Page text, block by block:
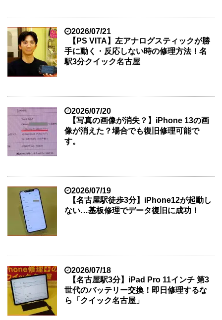
2026/07/21
【PS VITA】左アナログスティックが勝
手に動く・反応しない時の修理方法！名
駅3分クイック名古屋
2026/07/20
【写真の画像が消失？】iPhone 13の画
像が消えた？場合でも復旧修理可能で
す。
2026/07/19
【名古屋駅徒歩3分】iPhone12が起動し
ない…基板修理でデータ復旧に成功！
2026/07/18
【名古屋駅3分】iPad Pro 11インチ 第3
世代のバッテリー交換！即日修理するな
ら「クイック名古屋」